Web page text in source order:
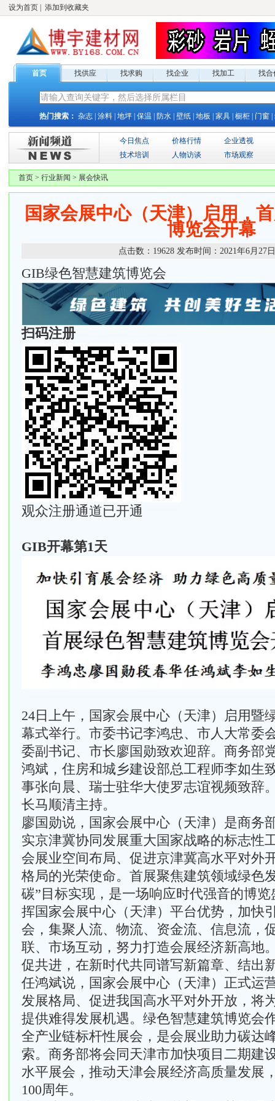
设为首页 添加到收藏夹
首页 找供应 找求购 找企业 找加工 找合
热门搜索： 杂志 涂料 地坪 保温 防水 壁纸 地板 家具 橱柜 门窗
今日焦点 价格行情
企业透视
技术培训
人物访谈 市场观察
首页 > 行业新闻 > 展会快讯
国家会展中心（天津）启用，
博览会开幕
点击数： 19628 发布时间： 2021年6月27日
GIB绿色智慧建筑博览会
扫码注册
观众注册通道已开通
GIB开幕第1天
24日上午，国家会展中心（天津）启用暨
幕式举行。市委书记李鸿忠、市人大常委
委副书记、市长廖国勋致欢迎辞。商务部
鸿斌，住房和城乡建设部总工程师李如生
事张向晨、瑞士驻华大使罗志谊视频致辞
长马顺清主持。
廖国勋说，国家会展中心（天津）是商务
实京津冀协同发展重大国家战略的标志性
会展业空间布局、促进京津冀高水平对外
格局的光荣使命。首展聚焦建筑领域绿色
碳”目标实现，是一场响应时代强音的博
挥国家会展中心（天津）平台优势，加快
会，集聚人流、物流、资金流、信息流，
联、市场互动，努力打造会展经济新高地
促共进，在新时代共同谱写新篇章、结出
任鸿斌说，国家会展中心（天津）正式运
发展格局、促进我国高水平对外开放，将
提供难得发展机遇。绿色智慧建筑博览会
全产业链标杆性展会，是会展业助力碳达
索。商务部将会同天津市加快项目二期建
水平展会，推动天津会展经济高质量发展
100周年。